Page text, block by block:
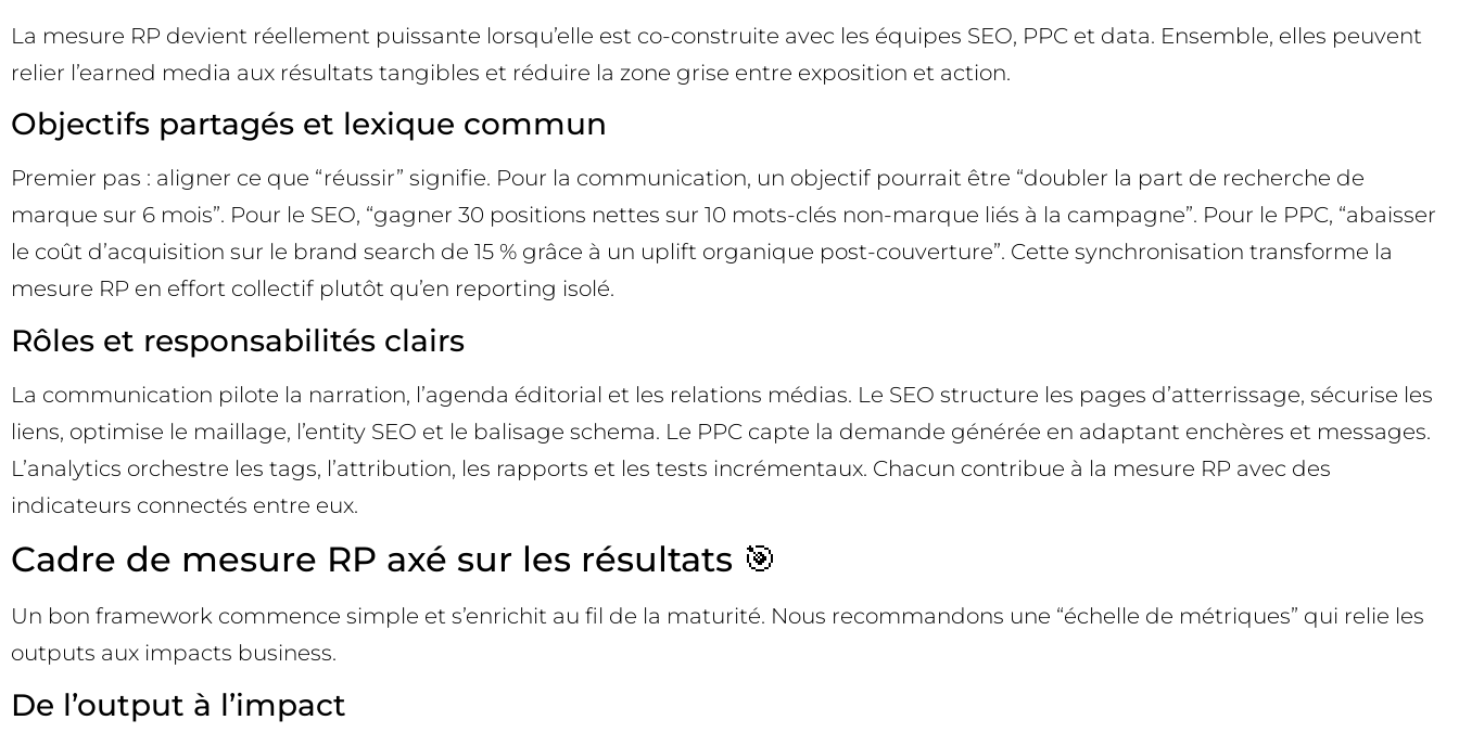
La mesure RP devient réellement puissante lorsqu’elle est co-construite avec les équipes SEO, PPC et data. Ensemble, elles peuvent
relier l’earned media aux résultats tangibles et réduire la zone grise entre exposition et action.
Objectifs partagés et lexique commun
Premier pas : aligner ce que “réussir” signifie. Pour la communication, un objectif pourrait être “doubler la part de recherche de
marque sur 6 mois”. Pour le SEO, “gagner 30 positions nettes sur 10 mots-clés non-marque liés à la campagne”. Pour le PPC, “abaisser
le coût d’acquisition sur le brand search de 15 % grâce à un uplift organique post-couverture”. Cette synchronisation transforme la
mesure RP en effort collectif plutôt qu’en reporting isolé.
Rôles et responsabilités clairs
La communication pilote la narration, l’agenda éditorial et les relations médias. Le SEO structure les pages d’atterrissage, sécurise les
liens, optimise le maillage, l’entity SEO et le balisage schema. Le PPC capte la demande générée en adaptant enchères et messages.
L’analytics orchestre les tags, l’attribution, les rapports et les tests incrémentaux. Chacun contribue à la mesure RP avec des
indicateurs connectés entre eux.
Cadre de mesure RP axé sur les résultats 🎯
Un bon framework commence simple et s’enrichit au fil de la maturité. Nous recommandons une “échelle de métriques” qui relie les
outputs aux impacts business.
De l’output à l’impact